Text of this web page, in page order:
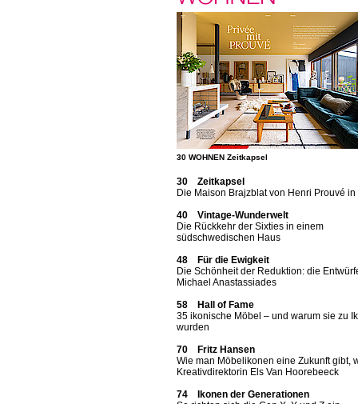
30 WOHNEN Zeitkapsel
30 Zeitkapsel
Die Maison Brajzblat von Henri Prouvé in
40 Vintage-Wunderwelt
Die Rückkehr der Sixties in einem
südschwedischen Haus
48 Für die Ewigkeit
Die Schönheit der Reduktion: die
Michael Anastassiades
58 Hall of Fame
35 ikonische Möbel – und warum sie zu
wurden
70 Fritz Hansen
Wie man Möbelikonen eine Zukunft gibt,
Kreativdirektorin Els Van Hoorebeeck
74 Ikonen der Generationen